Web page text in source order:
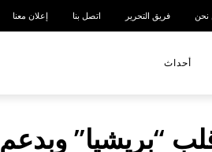
نحن فريق التحرير اتصل بنا إعلان معنا
أحداث
“بريشيا” وبدعم